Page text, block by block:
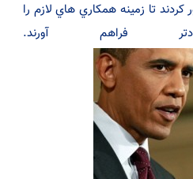
كردند تا زمينه همكاري هاي لازم را
فراهم آورند.